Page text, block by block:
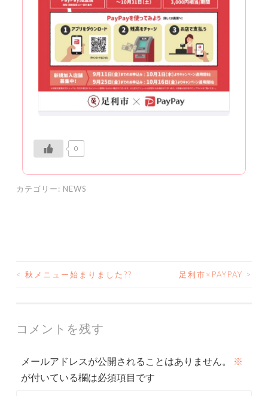
0
カテゴリー: NEWS
投
ナ
ビ
ゲ
< 秋メニュー始まりました?? 足利市×PAYPAY >
コメントを残す
メールアドレスが公開されることはありません。
※
が付いている欄は必須項目です